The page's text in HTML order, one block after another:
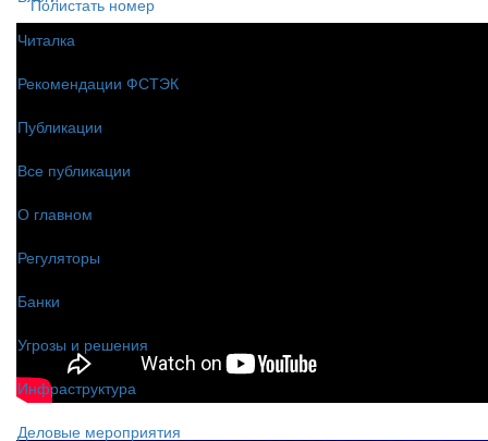
Читалка
Рекомендации ФСТЭК
Публикации
Все публикации
О главном
Регуляторы
Банки
Угрозы и решения
Инфраструктура
Деловые мероприятия